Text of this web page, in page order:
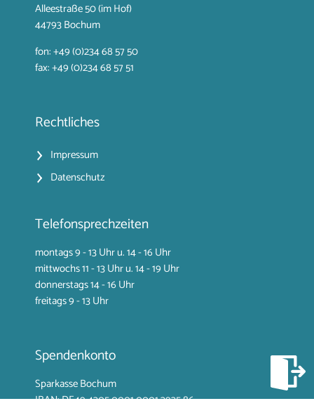
Alleestraße 50 (im Hof)
44793 Bochum
fon: +49 (0)234 68 57 50
fax: +49 (0)234 68 57 51
Rechtliches
Impressum
Datenschutz
Telefonsprechzeiten
montags 9 - 13 Uhr u. 14 - 16 Uhr
mittwochs 11 - 13 Uhr u. 14 - 19 Uhr
donnerstags 14 - 16 Uhr
freitags 9 - 13 Uhr
Spendenkonto
Sparkasse Bochum